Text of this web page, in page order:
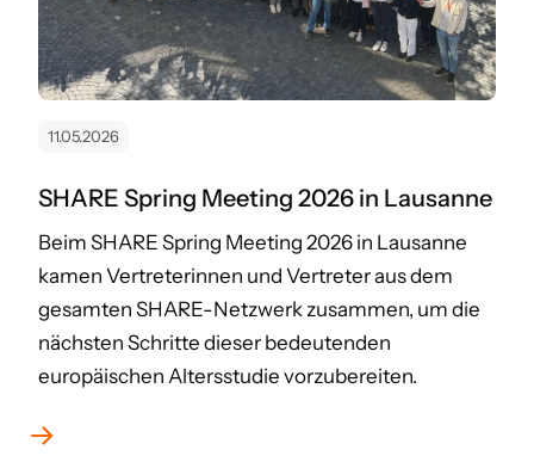
11.05.2026
SHARE Spring Meeting 2026 in Lausanne
Beim SHARE Spring Meeting 2026 in Lausanne
kamen Vertreterinnen und Vertreter aus dem
gesamten SHARE-Netzwerk zusammen, um die
nächsten Schritte dieser bedeutenden
europäischen Altersstudie vorzubereiten.